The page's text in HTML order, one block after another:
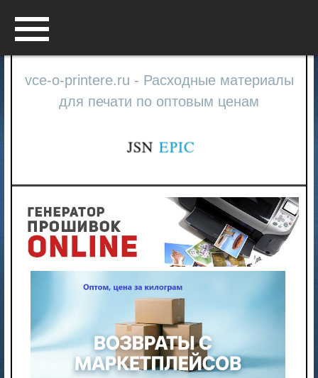
vce-o-printere.ru - Расходные материалы
для печати по оптовым ценам